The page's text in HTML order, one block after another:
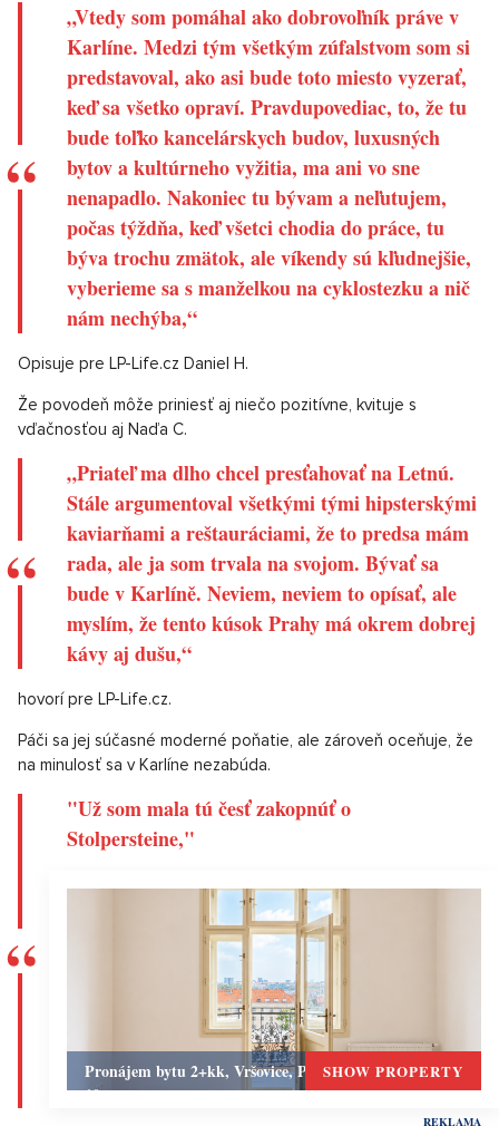
„Vtedy som pomáhal ako dobrovoľník práve v
Karlíne. Medzi tým všetkým zúfalstvom som si
predstavoval, ako asi bude toto miesto vyzerať,
keď sa všetko opraví. Pravdupovediac, to, že tu
bude toľko kancelárskych budov, luxusných
bytov a kultúrneho vyžitia, ma ani vo sne
nenapadlo. Nakoniec tu bývam a neľutujem,
počas týždňa, keď všetci chodia do práce, tu
býva trochu zmätok, ale víkendy sú kľudnejšie,
vyberieme sa s manželkou na cyklostezku a nič
nám nechýba,“
Opisuje pre LP-Life.cz Daniel H.
Že povodeň môže priniesť aj niečo pozitívne, kvituje s
vďačnosťou aj Naďa C.
„Priateľ ma dlho chcel presťahovať na Letnú.
Stále argumentoval všetkými tými hipsterskými
kaviarňami a reštauráciami, že to predsa mám
rada, ale ja som trvala na svojom. Bývať sa
bude v Karlíně. Neviem, neviem to opísať, ale
myslím, že tento kúsok Prahy má okrem dobrej
kávy aj dušu,“
hovorí pre LP-Life.cz.
Páči sa jej súčasné moderné poňatie, ale zároveň oceňuje, že
na minulosť sa v Karlíne nezabúda.
"Už som mala tú česť zakopnúť o
Stolpersteine,"
Pronájem bytu 2+kk, Vršovice, Praha 10 – 49 m², Praha
10
SHOW PROPERTY